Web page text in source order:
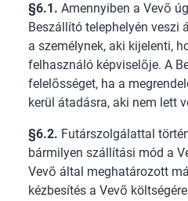
§6.1. Amennyiben a Vevő
Beszállító telephelyén veszi
a személynek, aki kijelenti,
felhasználó képviselője. A
felelősséget, ha a
kerül átadásra, aki nem lett
§6.2. Futárszolgálattal
bármilyen szállítási mód a
Vevő által meghatározott
kézbesítés a Vevő